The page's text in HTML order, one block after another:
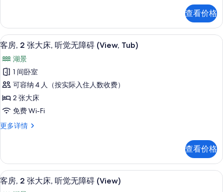
觉
无
障
碍
(View,
Roll-
in
Shower)
的
所
照
片
大
床,
听
无
障
碍
(View,
Roll-
in
Shower)
更
查看价格
显
客
房,
2
张
大
床,
觉
无
障
高档床上用品、客房内保险箱、办公
5
客房, 2 张大床, 听觉无障碍 (View, Tub)
湖景
1 间卧室
可容纳 4 人（按实际入住人数收费）
2 张大床
免费 Wi-Fi
更多详情
客
大
床,
听
查看价格
显
高档床上用品、客房内保险箱、办公
5
客房, 2 张大床, 听觉无障碍 (View)